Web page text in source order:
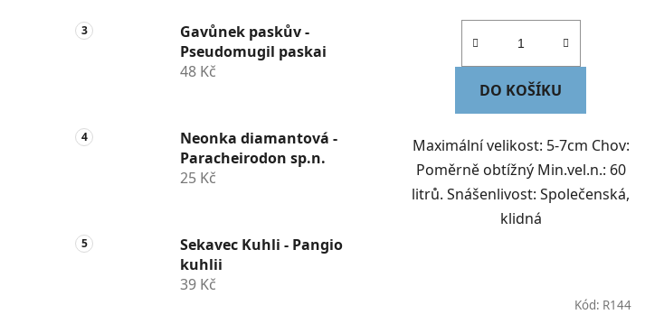
Gavůnek paskův -
Pseudomugil paskai
48 Kč
Neonka diamantová -
Paracheirodon sp.n.
25 Kč
Sekavec Kuhli - Pangio
kuhlii
39 Kč
DO KOŠÍKU
Maximální velikost: 5-7cm Chov:
Poměrně obtížný Min.vel.n.: 60
litrů. Snášenlivost: Společenská,
klidná
Kód: R144